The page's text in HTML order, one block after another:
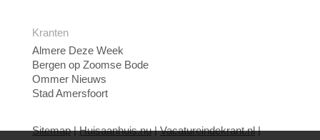
Kranten
Almere Deze Week
Bergen op Zoomse Bode
Ommer Nieuws
Stad Amersfoort
Sitemap|Huisaanhuis.nu|Vacatureindekrant.nl|